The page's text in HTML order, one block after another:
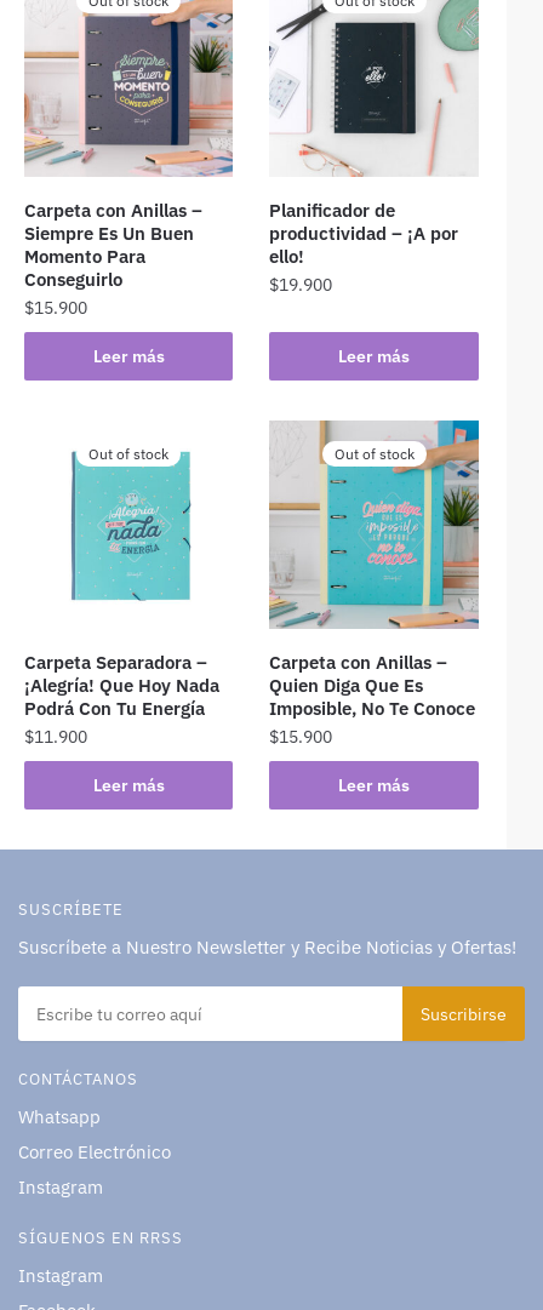
Carpeta con Anillas –
Siempre Es Un Buen
Momento Para
Conseguirlo
$15.900
Leer más
Planificador de
productividad – ¡A por
ello!
$19.900
Leer más
Out of stock
Carpeta Separadora –
¡Alegría! Que Hoy Nada
Podrá Con Tu Energía
$11.900
Leer más
Out of stock
Carpeta con Anillas –
Quien Diga Que Es
Imposible, No Te Conoce
$15.900
Leer más
SUSCRÍBETE
Suscríbete a Nuestro Newsletter y Recibe Noticias y Ofertas!
CONTÁCTANOS
Whatsapp
Correo Electrónico
Instagram
SÍGUENOS EN RRSS
Instagram